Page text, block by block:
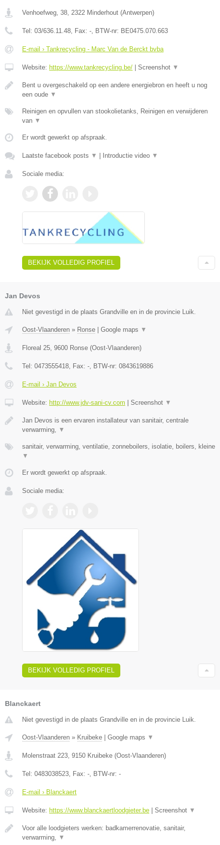
Venhoefweg, 38 2322 Minderhout (Antwerpen)
Tel: 03/636.11.48 , Fax: - , BTW-nr: BE0475.070.663
E-mail › Tankrecycling - Marc Van de Berckt bvba
Website: https://www.tankrecycling.be/ | Screenshot ▼
Bent u overgeschakeld op een andere energiebron en heeft u nog
een oude ▼
Reinigen en opvullen van stookolietanks, Reinigen en verwijderen
van ▼
Er wordt gewerkt op afspraak.
Laatste facebook posts ▼ | Introductie video ▼
Sociale media:
BEKIJK VOLLEDIG PROFIEL
Jan Devos
Niet gevestigd in de plaats Grandville en in de provincie Luik.
Oost-Vlaanderen » Ronse Google maps ▼
Floreal 25 9600 Ronse (Oost-Vlaanderen)
Tel: 0473555418 , Fax: - , BTW-nr: 0843619886
E-mail › Jan Devos
Website: http://www.jdv-sani-cv.com Screenshot ▼
Jan Devos is een ervaren installateur van sanitair, centrale
verwarming,
▼
sanitair, verwarming, ventilatie, zonneboilers, isolatie, boilers, kleine
▼
Er wordt gewerkt op afspraak.
Sociale media:
BEKIJK VOLLEDIG PROFIEL
Blanckaert
Niet gevestigd in de plaats Grandville en in de provincie Luik.
Oost-Vlaanderen » Kruibeke Google maps ▼
Molenstraat 223 9150 Kruibeke (Oost-Vlaanderen)
Tel: 0483038523 , Fax: - , BTW-nr: -
E-mail › Blanckaert
Website: https://www.blanckaertloodgieter.be Screenshot ▼
Voor alle loodgieters werken: badkamerrenovatie, sanitair,
verwarming,
▼